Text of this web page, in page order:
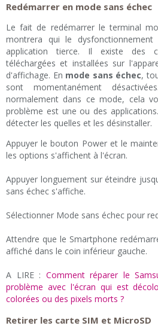
Redémarrer en mode sans échec
Le fait de redémarrer le terminal
montrera qui le
application tierce. Il existe des
téléchargées et installées sur
d'affichage. En mode sans échec,
sont momentanément
normalement dans ce mode, cela
problème est une ou des
détecter les quelles et les désinstaller.
Appuyer le bouton Power et le
les options s'affichent à l'écran.
Appuyer longuement sur éteindre
sans échec s'affiche.
Sélectionner Mode sans échec pour
Attendre que le Smartphone
affiché dans le coin inférieur gauche.
A LIRE : Comment réparer le
problème avec l'écran qui est
colorées ou des pixels morts ?
Retirer les carte SIM et MicroSD